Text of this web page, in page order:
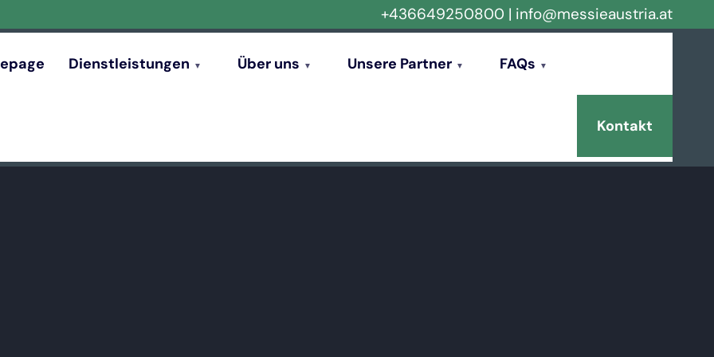
+436649250800 | info@messieaustria.at
Dienstleistungen Über uns Unsere Partner FAQs
Kontakt